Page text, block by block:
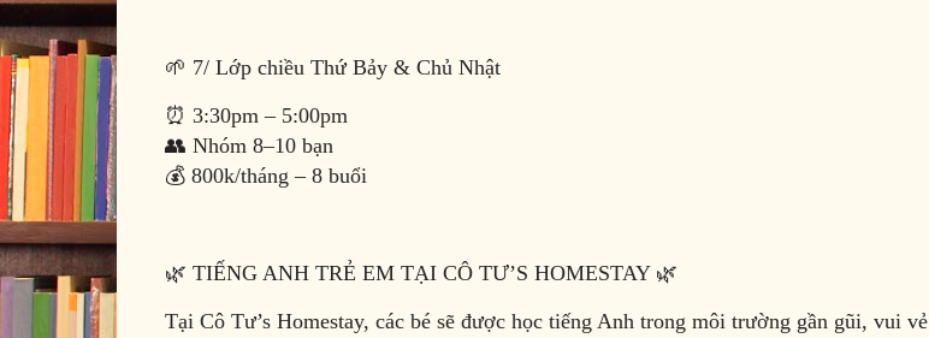
🌱 7/ Lớp chiều Thứ Bảy & Chủ Nhật
⏰ 3:30pm – 5:00pm
👥 Nhóm 8–10 bạn
💰 800k/tháng – 8 buổi
🌿 TIẾNG ANH TRẺ EM TẠI CÔ TƯ’S HOMESTAY 🌿
Tại Cô Tư’s Homestay, các bé sẽ được học tiếng Anh trong môi trường gần gũi, vui vẻ